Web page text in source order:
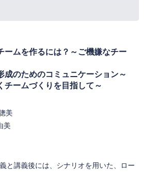
ームを作るには？～ご機嫌なチー
成のためのコミュニケーション～
チームづくりを目指して～
美
美
と講義後には、シナリオを用いた、ロー